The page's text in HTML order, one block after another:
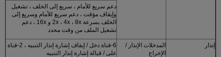
دعم سريع للأمام ، سريع إلى الخلف ، تشغيل
وإيقاف مؤقت ، دعم سريع للأمام وسريع إلى
الخلف بسرعة 2x ، 4x ، 8x و 16x ، دعم
تشغيل الملف من وقت محدد
إنذار
المدخلات الإنذار /
الإخراج
6-قناة دخل / إيقاف إشارة إنذار التنبيه ، 2-قناة
على / قبالة إشارة إنذار التنبيه